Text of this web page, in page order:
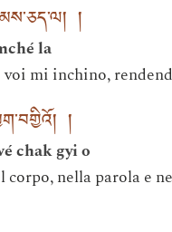
།
la
mi inchino,
།
chak gyi o
nella parola e